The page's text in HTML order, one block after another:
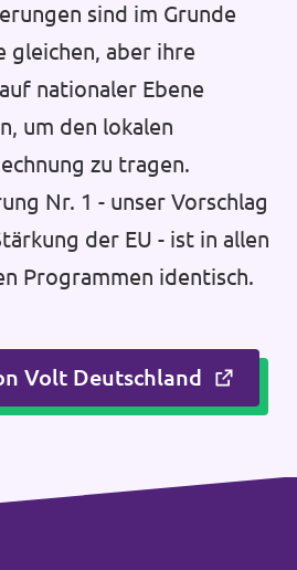
sind im Grunde
gleichen, aber ihre
nationaler Ebene
um den lokalen
zu tragen.
Nr. 1 - unser Vorschlag
der EU - ist in allen
Programmen identisch.
Volt Deutschland